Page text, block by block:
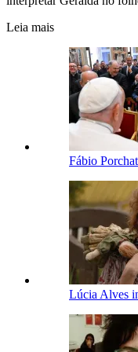
Leia mais
Fábio
Lúcia Alves